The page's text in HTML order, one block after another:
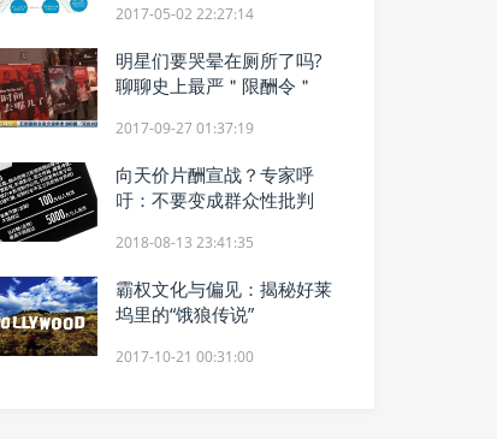
2017-05-02 22:27:14
明星们要哭晕在厕所了吗?
聊聊史上最严＂限酬令＂
2017-09-27 01:37:19
向天价片酬宣战？专家呼
吁：不要变成群众性批判
2018-08-13 23:41:35
霸权文化与偏见：揭秘好莱
坞里的“饿狼传说”
2017-10-21 00:31:00